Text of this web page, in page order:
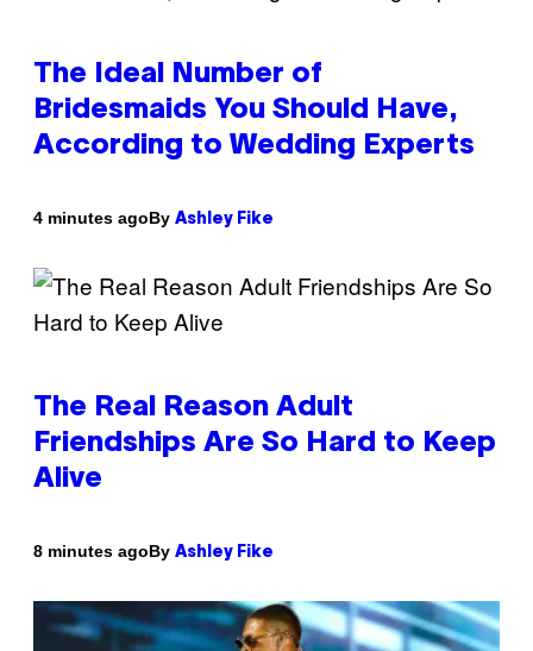
The Ideal Number of
Bridesmaids You Should Have,
According to Wedding Experts
4 minutes agoBy Ashley Fike
The Real Reason Adult
Friendships Are So Hard to Keep
Alive
8 minutes agoBy Ashley Fike